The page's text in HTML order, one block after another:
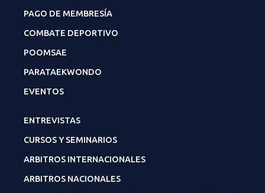
PAGO DE MEMBRESÍA
COMBATE DEPORTIVO
POOMSAE
PARATAEKWONDO
EVENTOS
ENTREVISTAS
CURSOS Y SEMINARIOS
ARBITROS INTERNACIONALES
ARBITROS NACIONALES